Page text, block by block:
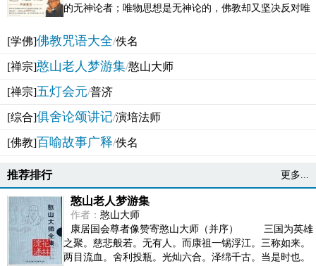
的无神论者；唯物思想是无神论的，佛教却又坚决反对唯
[学佛]佛教咒语大全/佚名
[禅宗]憨山老人梦游集/憨山大师
[禅宗]五灯会元/普济
[综合]俱舍论颂讲记/演培法师
[佛教]百喻故事广释/佚名
推荐排行 更多...
憨山老人梦游集
作者： 憨山大师
康居国会尊者像赞寄憨山大师（并序） 三国为英雄
之聚。慈悲般若。无有人。而康祖一锡浮江。三称如来。
两目流血。舍利投瓶。光灿六合。泽绵千古。当是时也。